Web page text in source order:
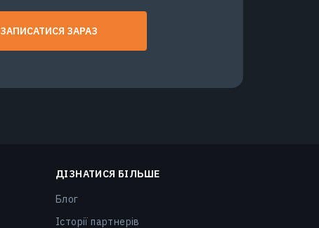
ЗАПИСАТИСЯ ЗАРАЗ
ДІЗНАТИСЯ БІЛЬШЕ
Блог
Історії партнерів